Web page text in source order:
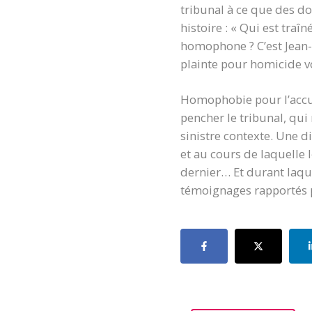
tribunal à ce que des
histoire : « Qui est
homophone ? C’est
plainte pour homicide
Homophobie pour
pencher le tribunal, qui
sinistre contexte. Une
et au cours de laquelle
dernier… Et durant
témoignages rapportés